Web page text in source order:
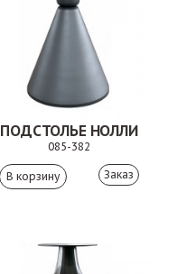
ПОДСТОЛЬЕ НОЛЛИ
085-382
Заказ